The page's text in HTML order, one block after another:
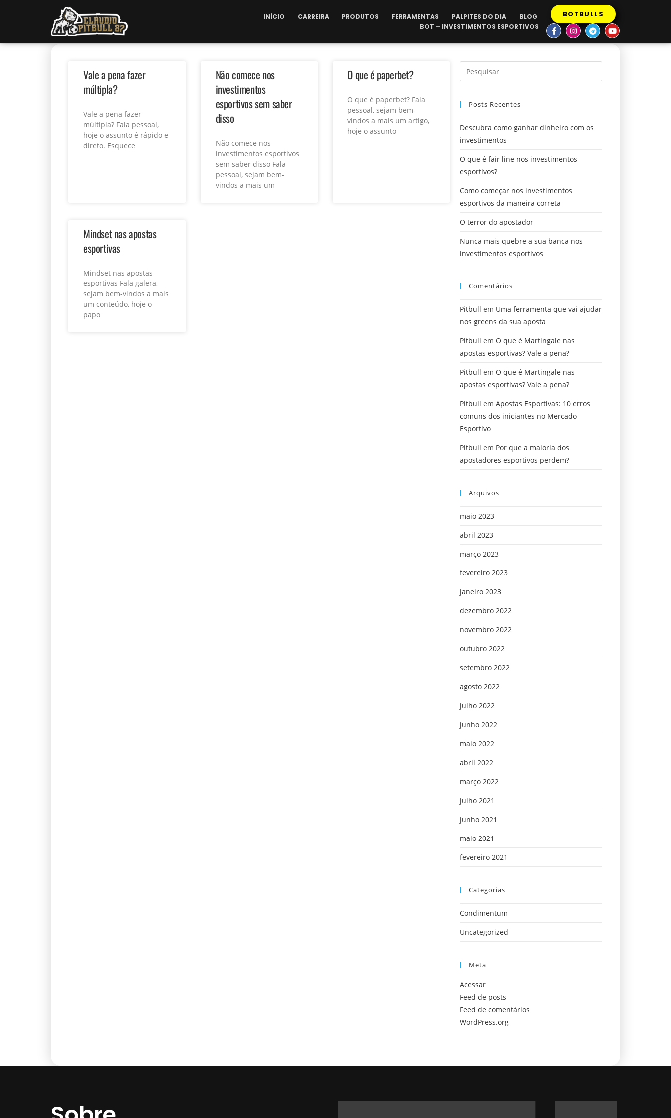
INÍCIO CARREIRA PRODUTOS FERRAMENTAS PALPITES DO DIA
BLOG
BOT – INVESTIMENTOS ESPORTIVOS
BOTBULLS
Vale a pena fazer
múltipla?
Vale a pena fazer
múltipla? Fala pessoal,
hoje o assunto é rápido e
direto. Esquece
Não comece nos
investimentos
esportivos sem saber
disso
Não comece nos
investimentos esportivos
sem saber disso Fala
pessoal, sejam bem-
vindos a mais um
O que é paperbet?
O que é paperbet? Fala
pessoal, sejam bem-
vindos a mais um artigo,
hoje o assunto
Mindset nas apostas
esportivas
Mindset nas apostas
esportivas Fala galera,
sejam bem-vindos a mais
um conteúdo, hoje o
papo
Posts Recentes
Descubra como ganhar dinheiro com os
investimentos
O que é fair line nos investimentos
esportivos?
Como começar nos investimentos
esportivos da maneira correta
O terror do apostador
Nunca mais quebre a sua banca nos
investimentos esportivos
Comentários
Pitbull em Uma ferramenta que vai ajudar
nos greens da sua aposta
Pitbull em O que é Martingale nas
apostas esportivas? Vale a pena?
Pitbull em O que é Martingale nas
apostas esportivas? Vale a pena?
Pitbull em Apostas Esportivas: 10 erros
comuns dos iniciantes no Mercado
Esportivo
Pitbull em Por que a maioria dos
apostadores esportivos perdem?
Arquivos
maio 2023
abril 2023
março 2023
fevereiro 2023
janeiro 2023
dezembro 2022
novembro 2022
outubro 2022
setembro 2022
agosto 2022
julho 2022
junho 2022
maio 2022
abril 2022
março 2022
julho 2021
junho 2021
maio 2021
fevereiro 2021
Categorias
Condimentum
Uncategorized
Meta
Acessar
Feed de posts
Feed de comentários
WordPress.org